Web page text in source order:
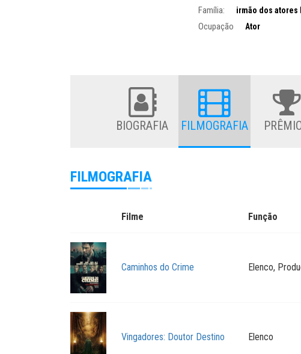
Família: irmão dos atores
Ocupação Ator
BIOGRAFIA FILMOGRAFIA
FILMOGRAFIA
Filme Função
Caminhos do Crime Elenco,
Vingadores: Doutor Destino Elenco